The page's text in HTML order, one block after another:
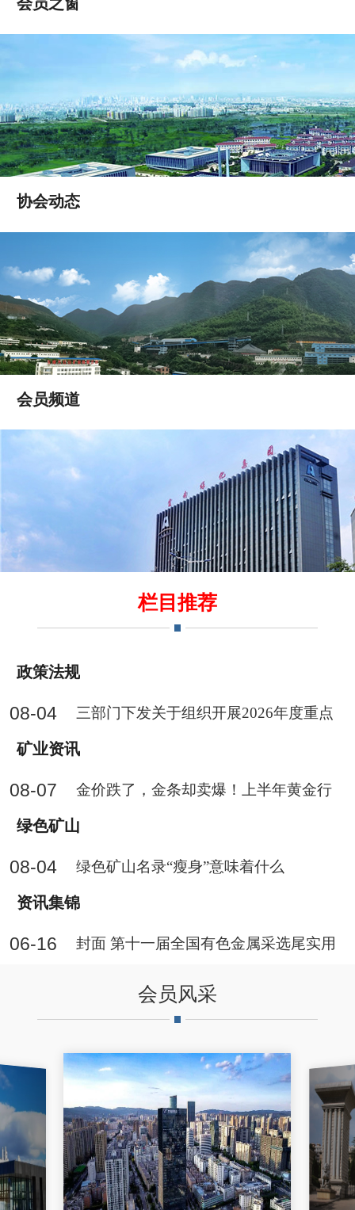
协会动态
会员频道
栏目推荐
政策法规
08-04
三部门下发关于组织开展2026年度重点
通知
矿业资讯
08-07
金价跌了，金条却卖爆！上半年黄金行
绿色矿山
08-04 绿色矿山名录“瘦身”意味着什么
资讯集锦
06-16
封面 第十一届全国有色金属采选尾实用
会员风采